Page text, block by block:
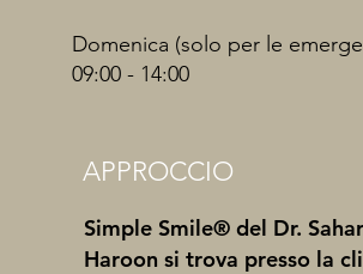
Domenica (solo per le
09:00 - 14:00
APPROCCIO
Simple Smile® del Dr. Sahar
Haroon si trova presso la